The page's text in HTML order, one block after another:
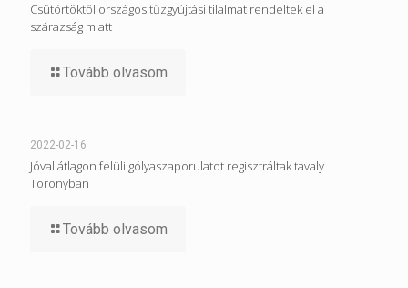
Csütörtöktől országos tűzgyújtási tilalmat rendeltek el a
szárazság miatt
Tovább olvasom
2022-02-16
Jóval átlagon felüli gólyaszaporulatot regisztráltak tavaly
Toronyban
Tovább olvasom